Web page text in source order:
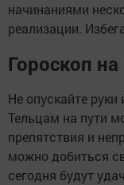
начинаниями
реализации.
Гороскоп
Не опускайте руки
Тельцам на пути
препятствия и
можно добиться
сегодня будут